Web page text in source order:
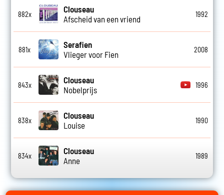
882x
Clouseau
Afscheid van een vriend
1992
881x
Serafien
Vlieger voor Fien
2008
843x
Clouseau
Nobelprijs
1996
838x
Clouseau
Louise
1990
834x
Clouseau
Anne
1989